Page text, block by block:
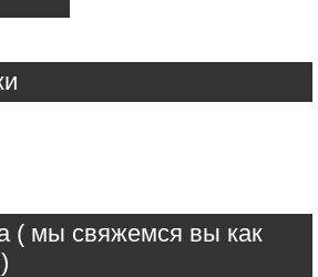
( мы свяжемся вы как